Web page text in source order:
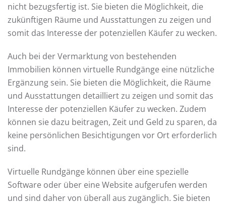
nicht bezugsfertig ist. Sie bieten die Möglichkeit, die
zukünftigen Räume und Ausstattungen zu zeigen und
somit das Interesse der potenziellen Käufer zu wecken.
Auch bei der Vermarktung von bestehenden
Immobilien können virtuelle Rundgänge eine nützliche
Ergänzung sein. Sie bieten die Möglichkeit, die Räume
und Ausstattungen detailliert zu zeigen und somit das
Interesse der potenziellen Käufer zu wecken. Zudem
können sie dazu beitragen, Zeit und Geld zu sparen, da
keine persönlichen Besichtigungen vor Ort erforderlich
sind.
Virtuelle Rundgänge können über eine spezielle
Software oder über eine Website aufgerufen werden
und sind daher von überall aus zugänglich. Sie bieten